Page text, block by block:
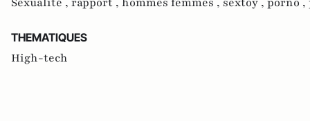
Sexualité , rapport , hommes femmes , sextoy , porno ,
THEMATIQUES
High-tech